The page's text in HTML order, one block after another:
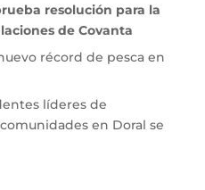
resolución para la
de Covanta
récord de pesca en
líderes de
en Doral se